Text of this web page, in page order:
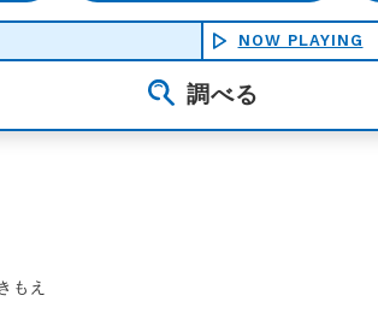
NOW PLAYING
調べる
もえ